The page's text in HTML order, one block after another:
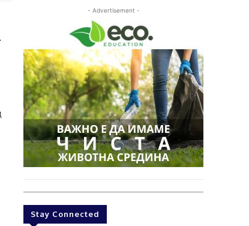
- Advertisement -
Stay Connected